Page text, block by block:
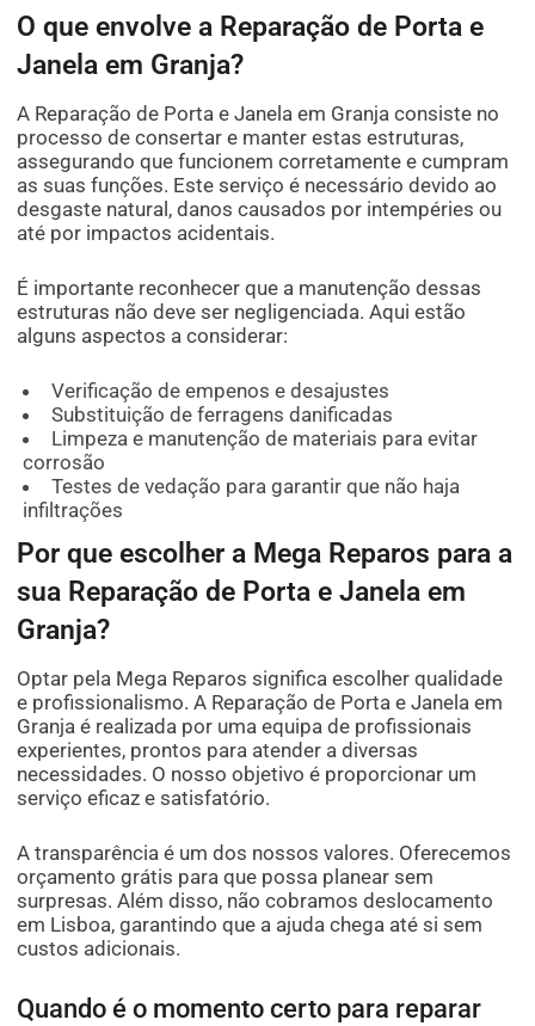
O que envolve a Reparação de Porta e
Janela em Granja?
A Reparação de Porta e Janela em Granja consiste no
processo de consertar e manter estas estruturas,
assegurando que funcionem corretamente e cumpram
as suas funções. Este serviço é necessário devido ao
desgaste natural, danos causados por intempéries ou
até por impactos acidentais.
É importante reconhecer que a manutenção dessas
estruturas não deve ser negligenciada. Aqui estão
alguns aspectos a considerar:
Verificação de empenos e desajustes
Substituição de ferragens danificadas
Limpeza e manutenção de materiais para evitar
corrosão
Testes de vedação para garantir que não haja
infiltrações
Por que escolher a Mega Reparos para a
sua Reparação de Porta e Janela em
Granja?
Optar pela Mega Reparos significa escolher qualidade
e profissionalismo. A Reparação de Porta e Janela em
Granja é realizada por uma equipa de profissionais
experientes, prontos para atender a diversas
necessidades. O nosso objetivo é proporcionar um
serviço eficaz e satisfatório.
A transparência é um dos nossos valores. Oferecemos
orçamento grátis para que possa planear sem
surpresas. Além disso, não cobramos deslocamento
em Lisboa, garantindo que a ajuda chega até si sem
custos adicionais.
Quando é o momento certo para reparar